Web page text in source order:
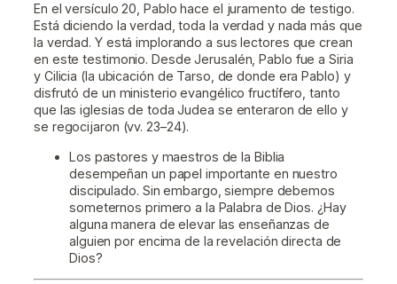
En el versículo 20, Pablo hace el juramento de testigo.
Está diciendo la verdad, toda la verdad y nada más que
la verdad. Y está implorando a sus lectores que crean
en este testimonio. Desde Jerusalén, Pablo fue a Siria
y Cilicia (la ubicación de Tarso, de donde era Pablo) y
disfrutó de un ministerio evangélico fructífero, tanto
que las iglesias de toda Judea se enteraron de ello y
se regocijaron (vv. 23–24).
Los pastores y maestros de la Biblia
desempeñan un papel importante en nuestro
discipulado. Sin embargo, siempre debemos
someternos primero a la Palabra de Dios. ¿Hay
alguna manera de elevar las enseñanzas de
alguien por encima de la revelación directa de
Dios?